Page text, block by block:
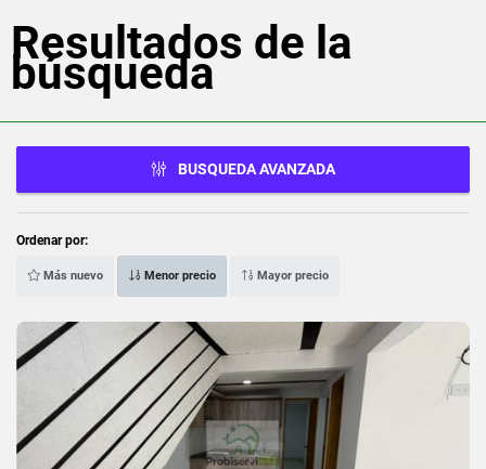
Resultados de la
búsqueda
BUSQUEDA AVANZADA
Ordenar por:
Más nuevo Menor precio Mayor precio